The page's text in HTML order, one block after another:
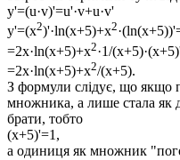
y'=(u·v)'=u'·v+u·v'
y'=(x2)'·ln(x+5)+x2
=2x·ln(x+5)+x2·1/
=2x·ln(x+5)+x2/(x+5).
З формули слідує, що якщо
множника, а лише стала як
брати, тобто
(x+5)'=1,
а одиниця як множник